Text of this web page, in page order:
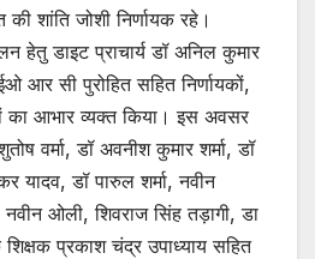
शांति जोशी निर्णायक रहे।
हेतु डाइट प्राचार्य डॉ अनिल कुमार
आर सी पुरोहित सहित निर्णायकों,
का आभार व्यक्त किया। इस अवसर
वर्मा, डॉ अवनीश कुमार शर्मा, डॉ
यादव, डॉ पारुल शर्मा, नवीन
नवीन ओली, शिवराज सिंह तड़ागी, डा
शिक्षक प्रकाश चंद्र उपाध्याय सहित